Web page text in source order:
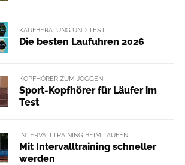
KAUFBERATUNG UND TEST
Die besten Laufuhren 2026
KOPFHÖRER ZUM JOGGEN
Sport-Kopfhörer für Läufer im
Test
INTERVALLTRAINING BEIM LAUFEN
Mit Intervalltraining schneller
werden